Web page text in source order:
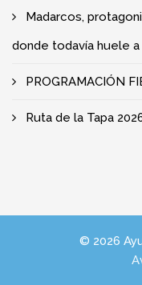
Madarcos,
donde todavía huele
PROGRAMACIÓN
Ruta de la Tapa
© 2026